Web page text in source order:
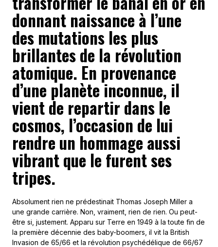
donnant naissance à l’une
des mutations les plus
brillantes de la révolution
atomique. En provenance
d’une planète inconnue, il
vient de repartir dans le
cosmos, l’occasion de lui
rendre un hommage aussi
vibrant que le furent ses
tripes.
Absolument rien ne prédestinait Thomas Joseph Miller a
une grande carrière. Non, vraiment, rien de rien. Ou peut-
être si, justement. Apparu sur Terre en 1949 à la toute fin de
la première décennie des baby-boomers, il vit la British
Invasion de 65/66 et la révolution psychédélique de 66/67